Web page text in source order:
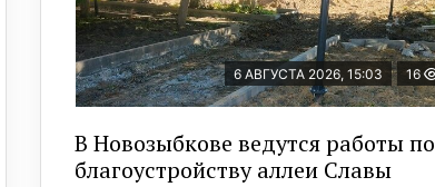
6 АВГУСТА 2026, 15:03 16
В Новозыбкове ведутся работы по
благоустройству аллеи Славы